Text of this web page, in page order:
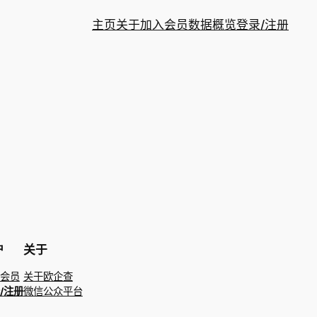
主页关于加入会员数据概览登录/注册
员
注册
关于
关于欧企查
微信公众平台